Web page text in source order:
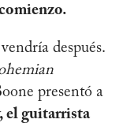
después.
presentó a
el guitarrista